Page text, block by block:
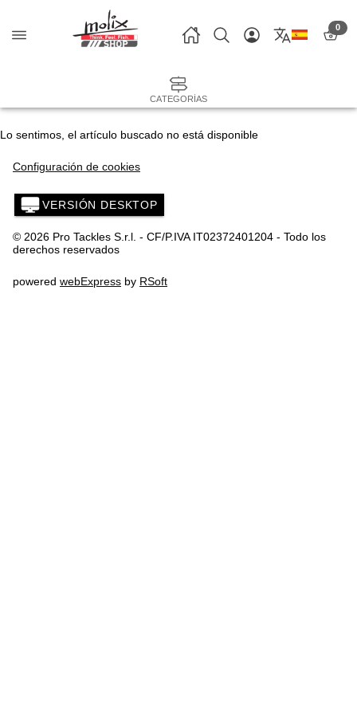
0
CATEGORÍAS
Lo sentimos, el artículo buscado no está disponible
Configuración de cookies
VERSIÓN DESKTOP
© 2026 Pro Tackles S.r.l. - CF/P.IVA IT02372401204 - Todo los
derechos reservados
powered webExpress by RSoft